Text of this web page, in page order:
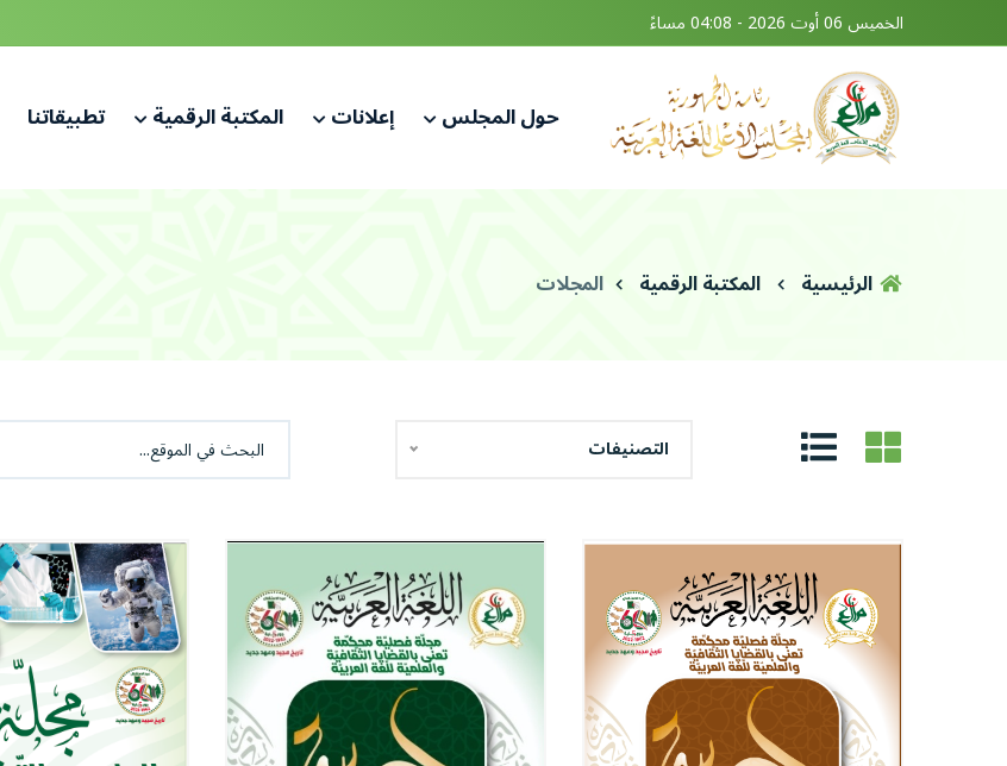
الخميس 06 أوت 2026 - 04:08 مساءً
حول المجلس إعلانات المكتبة الرقمية تطبيقاتنا
الرئيسية المكتبة الرقمية المجلات
التصنيفات